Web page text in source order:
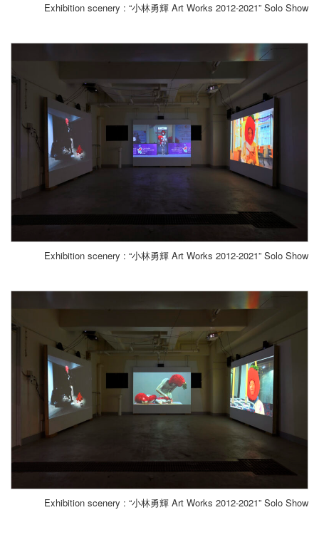
Exhibition scenery : “小林勇輝 Art Works 2012-2021” Solo Show
Exhibition scenery : “小林勇輝 Art Works 2012-2021” Solo Show
Exhibition scenery : “小林勇輝 Art Works 2012-2021” Solo Show